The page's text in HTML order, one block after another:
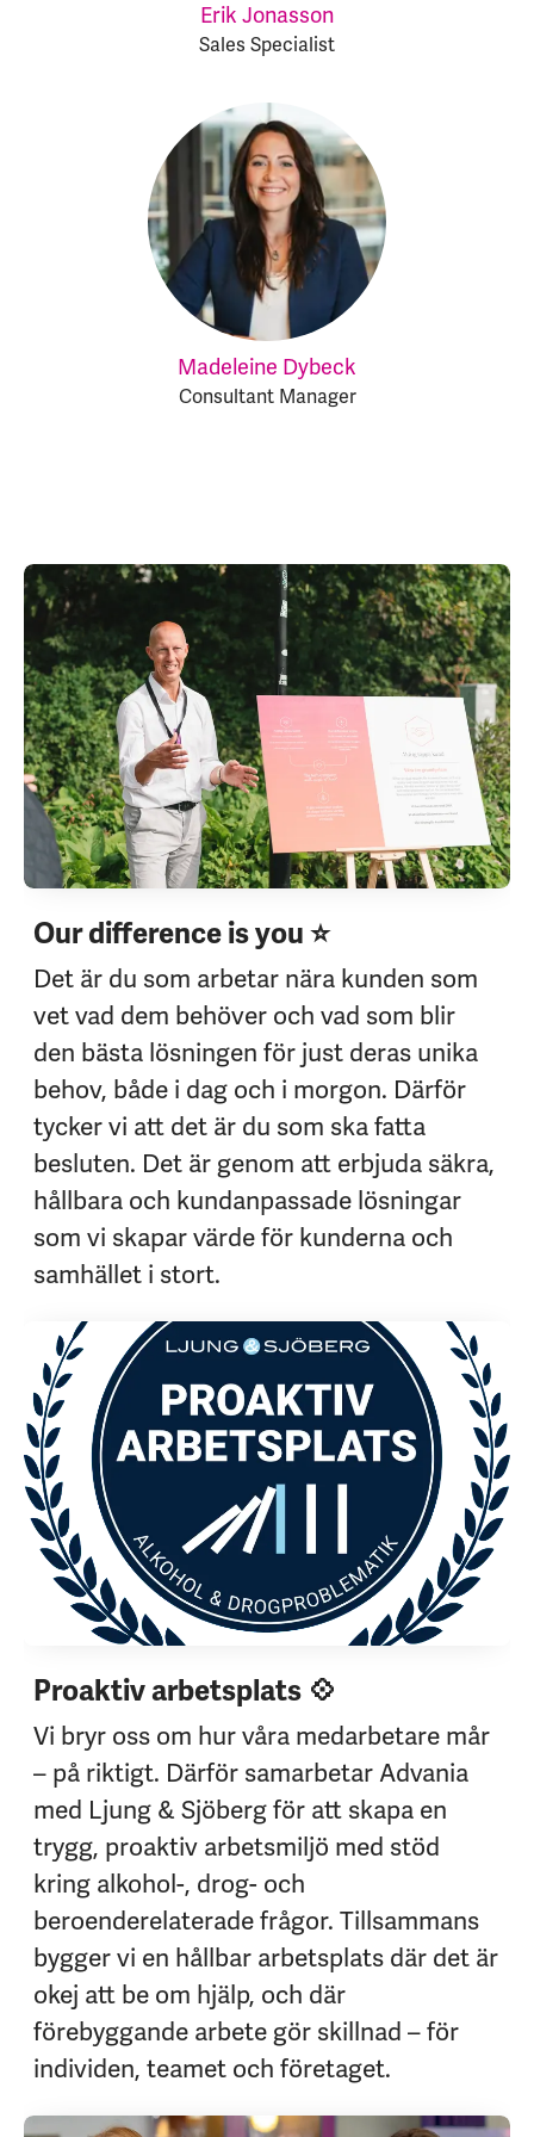
Erik Jonasson
Sales Specialist
Madeleine Dybeck
Consultant Manager
Our difference is you ⭐
Det är du som arbetar nära kunden som
vet vad dem behöver och vad som blir
den bästa lösningen för just deras unika
behov, både i dag och i morgon. Därför
tycker vi att det är du som ska fatta
besluten. Det är genom att erbjuda säkra,
hållbara och kundanpassade lösningar
som vi skapar värde för kunderna och
samhället i stort.
Proaktiv arbetsplats 💠
Vi bryr oss om hur våra medarbetare mår
– på riktigt. Därför samarbetar Advania
med Ljung & Sjöberg för att skapa en
trygg, proaktiv arbetsmiljö med stöd
kring alkohol-, drog- och
beroenderelaterade frågor. Tillsammans
bygger vi en hållbar arbetsplats där det är
okej att be om hjälp, och där
förebyggande arbete gör skillnad – för
individen, teamet och företaget.